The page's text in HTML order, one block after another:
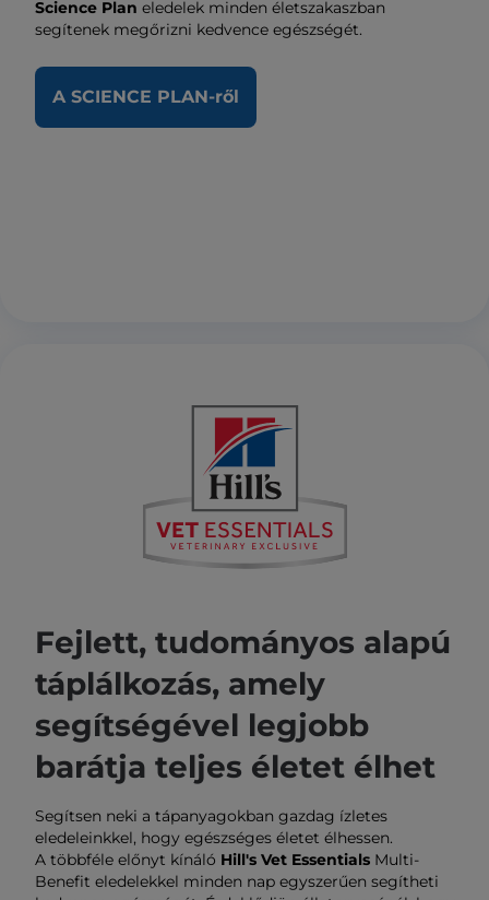
Science Plan eledelek minden életszakaszban
segítenek megőrizni kedvence egészségét.
A SCIENCE PLAN-ről
Fejlett, tudományos alapú
táplálkozás, amely
segítségével legjobb
barátja teljes életet élhet
Segítsen neki a tápanyagokban gazdag ízletes
eledeleinkkel, hogy egészséges életet élhessen.
A többféle előnyt kínáló Hill's Vet Essentials Multi-
Benefit eledelekkel minden nap egyszerűen segítheti